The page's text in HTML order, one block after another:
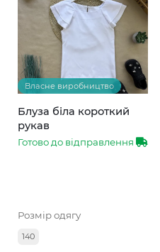
Власне виробництво
Блуза біла короткий
рукав
Готово до відправлення
Розмір одягу
140